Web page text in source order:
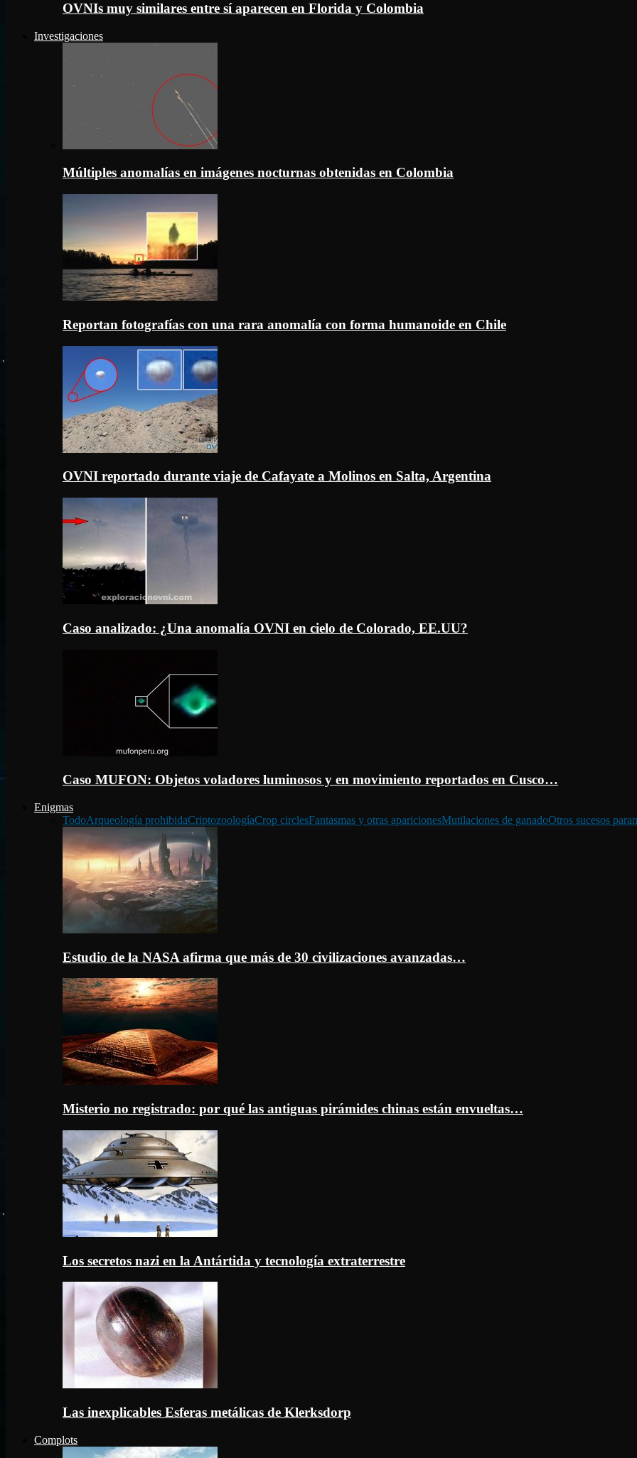
OVNIs muy similares entre sí aparecen en Florida y Colombia
Investigaciones
Múltiples anomalías en imágenes nocturnas obtenidas en Colombia
Reportan fotografías con una rara anomalía con forma humanoide en Chile
OVNI reportado durante viaje de Cafayate a Molinos en Salta, Argentina
Caso analizado: ¿Una anomalía OVNI en cielo de Colorado, EE.UU?
Caso MUFON: Objetos voladores luminosos y en movimiento reportados en Cusco…
Enigmas
TodoArqueología prohibidaCriptozoologíaCrop circlesFantasmas y otras aparicionesMutilaciones de ganadoOtros sucesos
Estudio de la NASA afirma que más de 30 civilizaciones avanzadas…
Misterio no registrado: por qué las antiguas pirámides chinas están envueltas…
Los secretos nazi en la Antártida y tecnología extraterrestre
Las inexplicables Esferas metálicas de Klerksdorp
Complots